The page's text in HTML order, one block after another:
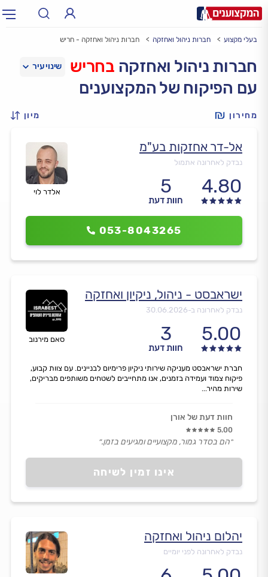
עירעיר: תל אביב, חיפה…
בעלי מקצוע חברות ניהול ואחזקה חברות ניהול ואחזקה - חריש
חברות ניהול ואחזקה בחריש
עם הפיקוח של המקצוענים
מחירון מיון
אלדר לוי
אל-דר אחזקות בע"מ
נבדק לאחרונה אתמול
4.80
5
חוות דעת
053-8043265
סאם מירנוב
ישראבסט - ניהול, ניקיון ואחזקה
נבדק לאחרונה ב-30.06.2026
5.00
3
חוות דעת
אינו זמין לשיחה
חברת ישראבסט מעניקה שירותי ניקיון פרימיום לבניינים. עם צוות קבוע,
פיקוח צמוד ועמידה בזמנים, אנו מתחייבים לשטחים משותפים מבריקים,
שירות מהיר...
חוות דעת של אורן
5.00
״הם בסדר גמור, מקצועיים ומגיעים בזמן.״
יהלום ניהול ואחזקה
נבדק לאחרונה לפני יומיים